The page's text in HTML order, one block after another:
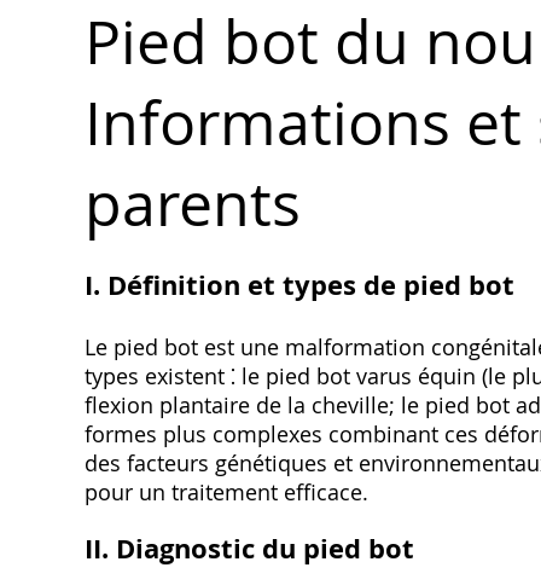
Pied bot du
Informations
parents
I. Définition et types de pied bot
Le pied bot est une malformation
types existent ⁚ le pied bot varus équin (le
flexion plantaire de la cheville; le pied bot
formes plus complexes combinant ces
des facteurs génétiques et
pour un traitement efficace.
II. Diagnostic du pied bot